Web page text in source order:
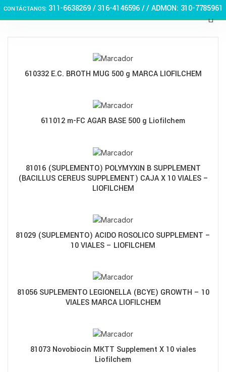
CONTÁCTANOS: 311-6638269 /316-4146596 / / ADMON: 310-7785961
610332 E.C. BROTH MUG 500 g MARCA LIOFILCHEM
611012 m-FC AGAR BASE 500 g Liofilchem
81016 (SUPLEMENTO) POLYMYXIN B SUPPLEMENT
(BACILLUS CEREUS SUPPLEMENT) CAJA X 10 VIALES –
LIOFILCHEM
81029 (SUPLEMENTO) ACIDO ROSOLICO SUPPLEMENT –
10 VIALES – LIOFILCHEM
81056 SUPLEMENTO LEGIONELLA (BCYE) GROWTH – 10
VIALES MARCA LIOFILCHEM
81073 Novobiocin MKTT Supplement X 10 viales
Liofilchem
🏠 Stay at home! 25% discount on all medicines